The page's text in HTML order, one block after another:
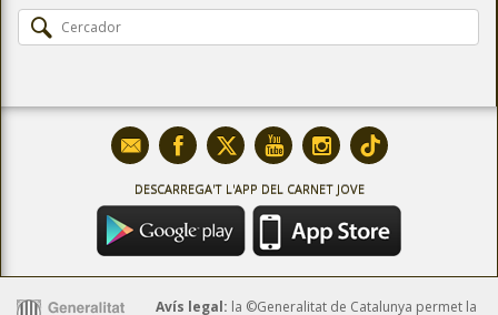
DESCARREGA'T L'APP DEL CARNET JOVE
Avís legal: la ©Generalitat de Catalunya permet la